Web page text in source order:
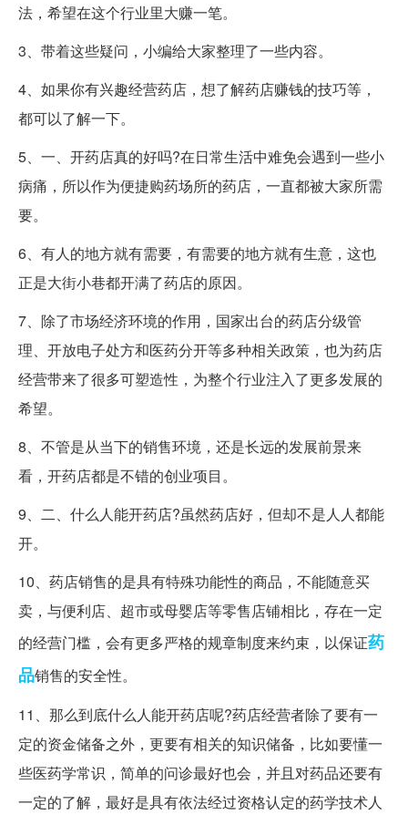
法，希望在这个行业里大赚一笔。
3、带着这些疑问，小编给大家整理了一些内容。
4、如果你有兴趣经营药店，想了解药店赚钱的技巧等，
都可以了解一下。
5、一、开药店真的好吗?在日常生活中难免会遇到一些小
病痛，所以作为便捷购药场所的药店，一直都被大家所需
要。
6、有人的地方就有需要，有需要的地方就有生意，这也
正是大街小巷都开满了药店的原因。
7、除了市场经济环境的作用，国家出台的药店分级管
理、开放电子处方和医药分开等多种相关政策，也为药店
经营带来了很多可塑造性，为整个行业注入了更多发展的
希望。
8、不管是从当下的销售环境，还是长远的发展前景来
看，开药店都是不错的创业项目。
9、二、什么人能开药店?虽然药店好，但却不是人人都能
开。
10、药店销售的是具有特殊功能性的商品，不能随意买
卖，与便利店、超市或母婴店等零售店铺相比，存在一定
的经营门槛，会有更多严格的规章制度来约束，以保证药
品销售的安全性。
11、那么到底什么人能开药店呢?药店经营者除了要有一
定的资金储备之外，更要有相关的知识储备，比如要懂一
些医药学常识，简单的问诊最好也会，并且对药品还要有
一定的了解，最好是具有依法经过资格认定的药学技术人